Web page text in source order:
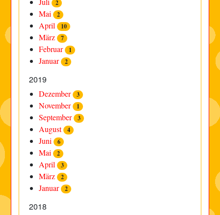
2
Mai 2
April 10
März 7
Februar 1
Januar 2
2019
Dezember 3
November 1
September 3
August 4
Juni 6
Mai 2
April 3
März 2
Januar 2
2018